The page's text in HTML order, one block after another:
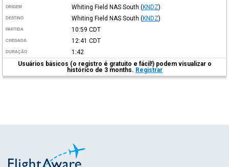
ORIGEM Whiting Field NAS South (KNDZ)
DESTINO Whiting Field NAS South (KNDZ)
PARTIDA 10:59 CDT
CHEGADA 12:41 CDT
DURAÇÃO
1:42
Usuários básicos (o registro é gratuito e fácil!) podem visualizar o
histórico de 3 months. Registrar